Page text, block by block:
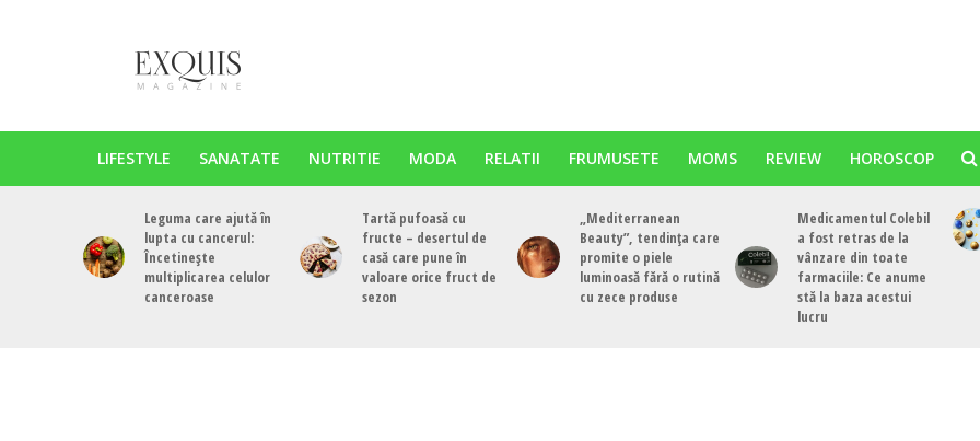
LIFESTYLE SANATATE NUTRITIE MODA RELATII FRUMUSETE MOMS REVIEW HOROSCOP
Leguma care ajută în
lupta cu cancerul:
Încetinește
multiplicarea celulor
canceroase
Tartă pufoasă cu
fructe – desertul de
casă care pune în
valoare orice fruct de
sezon
„Mediterranean
Beauty”, tendința care
promite o piele
luminoasă fără o rutină
cu zece produse
Medicamentul Colebil
a fost retras de la
vânzare din toate
farmaciile: Ce anume
stă la baza acestui
lucru